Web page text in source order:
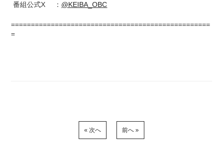
番組公式X ： @KEIBA_OBC
==================================================
=
« 次へ 前へ »